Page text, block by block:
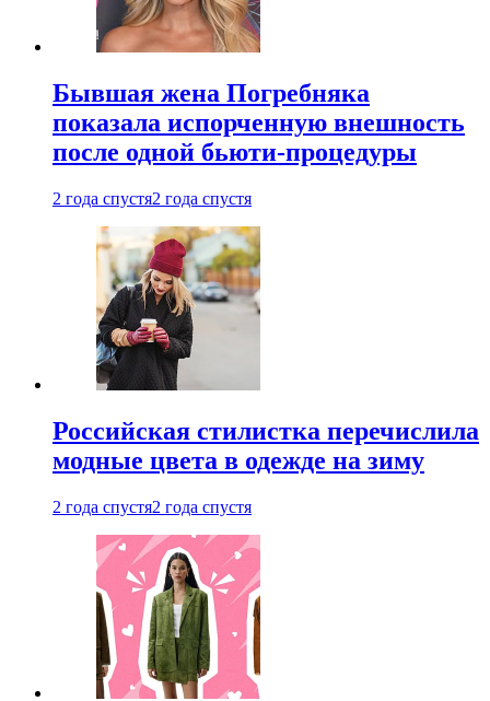
Бывшая жена Погребняка
показала испорченную внешность
после одной бьюти-процедуры
2 года спустя2 года спустя
Российская стилистка перечислила
модные цвета в одежде на зиму
2 года спустя2 года спустя